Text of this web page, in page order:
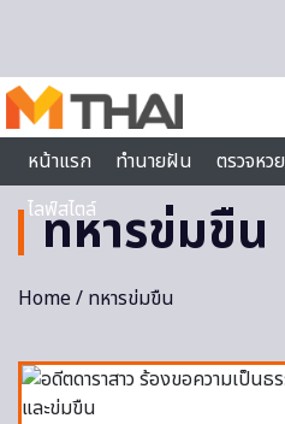
หน้าแรก
ทำนายฝัน ตรวจหวย
ไลฟ์สไตล์
ทหารข่มขืน
Home/ ทหารข่มขืน